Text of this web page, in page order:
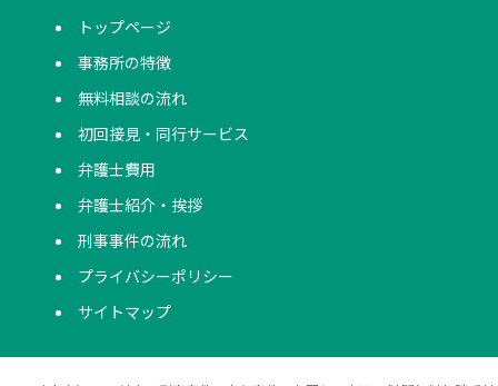
トップページ
事務所の特徴
無料相談の流れ
初回接見・同行サービス
弁護士費用
弁護士紹介・挨拶
刑事事件の流れ
プライバシーポリシー
サイトマップ